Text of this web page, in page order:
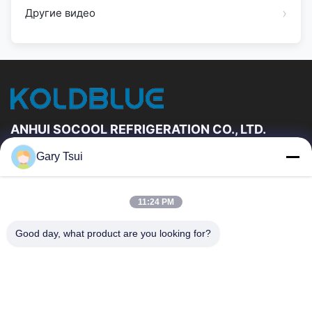
Другие видео
ANHUI SOCOOL REFRIGERATION CO., LTD.
Быстрые Связи
О Нас
Путешествие Фабрики
Проверка Качества
Gary Tsui
11:24 PM
Good day, what product are you looking for?